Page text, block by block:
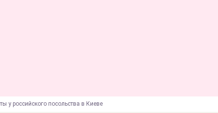
у российского посольства в Киеве